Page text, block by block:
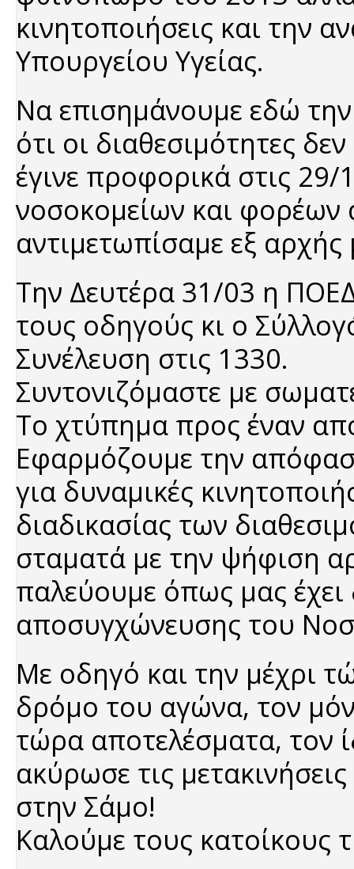
κινητοποιήσεις και την
Υπουργείου Υγείας.
Να επισημάνουμε εδώ
ότι οι διαθεσιμότητες
έγινε προφορικά στις
νοσοκομείων και φορέων
αντιμετωπίσαμε εξ
Την Δευτέρα 31/03 η
τους οδηγούς κι ο
Συνέλευση στις 1330.
Συντονιζόμαστε με
Το χτύπημα προς έναν
Εφαρμόζουμε την
για δυναμικές
διαδικασίας των
σταματά με την ψήφιση
παλεύουμε όπως μας έχει
αποσυγχώνευσης του
Με οδηγό και την μέχρι
δρόμο του αγώνα, τον
τώρα αποτελέσματα, τον
ακύρωσε τις
στην Σάμο!
Καλούμε τους κατοίκους